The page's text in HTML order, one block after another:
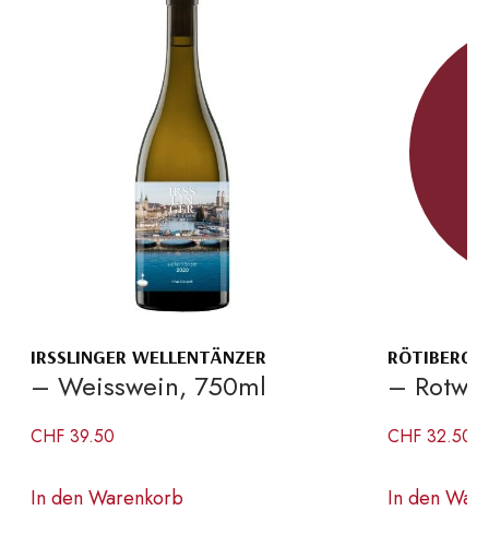
IRSSLINGER WELLENTÄNZER
– Weisswein, 750ml
CHF 39.50
In den Warenkorb
RÖTIBERG
–
CHF 32.50
In den